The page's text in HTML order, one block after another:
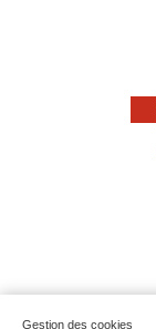
Gestion des cookies